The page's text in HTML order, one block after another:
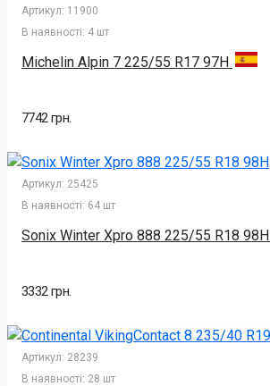
Артикул: 11900
В наявності: 4 шт
Michelin Alpin 7 225/55 R17 97H
7742 грн.
Артикул: 25425
В наявності: 64 шт
Sonix Winter Xpro 888 225/55 R18 98H
3332 грн.
Артикул: 28239
В наявності: 28 шт